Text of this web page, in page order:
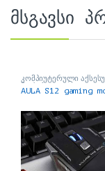
მსგავსი
კომპიუტერული
მაუსები
AULA S12 gaming